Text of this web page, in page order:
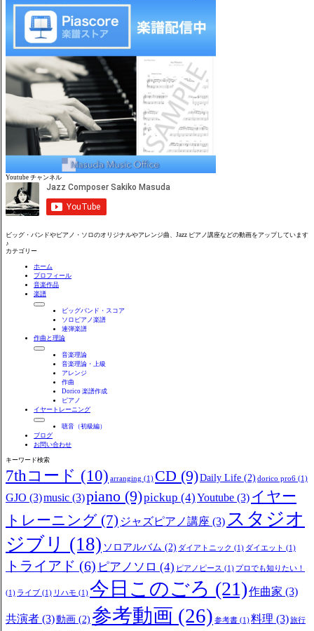
Youtube チャンネル
ビッグ・バンドやピアノ・ソロのオリジナルやアレンジ曲、Jazz ピアノ講座などの動画をアップしています
♪
カテゴリー
ホーム
プロフィール
音楽作品
楽譜
ビッグバンド・スコア
ソロピアノ楽譜
連弾楽譜
作曲と理論
音楽理論
音楽理論・上級
アレンジ
作曲
Dorico 楽譜作成
ピアノ
イヤートレーニング
聴音（初級編）
ブログ
お問い合わせ
キーワード検索
7thコード (10) arranging (1) CD (9)Daily Life (2) dorico pro6 (1)
GJO (3)music (3)piano (9)pickup (4)Youtube (3) イヤー
トレーニング (7) ジャズピアノ講座 (3) スタジオ
ジブリ (18) ソロアルバム (2) ダイアトニック (1) ダイエット (1)
トライアド (6) ピアノソロ (4) ピアノピース (1) プロでも知りたい！
(1) ライブ (1) リハモ (1)今日このごろ (21)作曲家 (3)
共演者 (3)動画 (2) 参考動画 (26) 参考書 (1)料理 (3)旅行